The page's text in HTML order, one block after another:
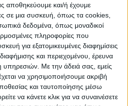
αποθηκεύουμε και/ή έχουμε
σε μια συσκευή, όπως τα cookies,
δεδομένα, όπως μοναδικοί
πληροφορίες που
για εξατομικευμένες διαφημίσεις
και περιεχομένου, έρευνα
υπηρεσιών. Με την άδειά σας, εμείς
να χρησιμοποιήσουμε ακριβή
και ταυτοποίησης μέσω
να κάνετε κλικ για να συναινέσετε
Σήμερα
την εφημερίδα ΝΕΟΣ
Google News!
στην περιοχή της
και ευρύτερα της Θεσσαλίας